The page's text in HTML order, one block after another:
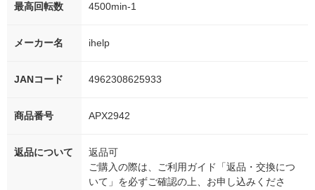
最高回転数 4500min-1
メーカー名 ihelp
JANコード 4962308625933
商品番号 APX2942
返品について
返品可
ご購入の際は、ご利用ガイド「返品・交換につ
いて」を必ずご確認の上、お申し込みくださ